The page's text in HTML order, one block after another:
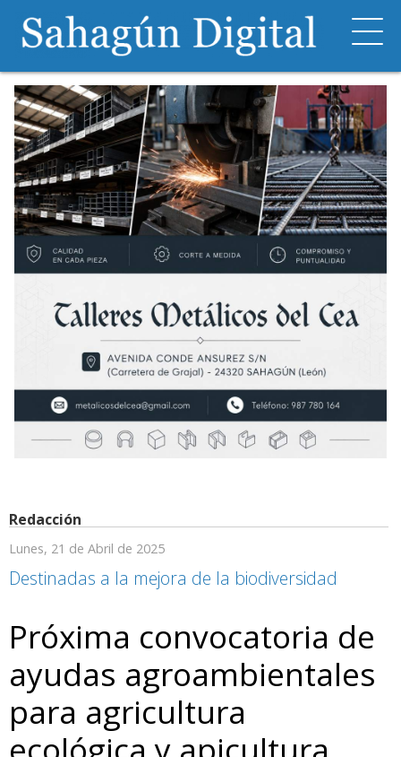
Redacción
Lunes, 21 de Abril de 2025
Destinadas a la mejora de la biodiversidad
Próxima convocatoria de
ayudas agroambientales
para agricultura